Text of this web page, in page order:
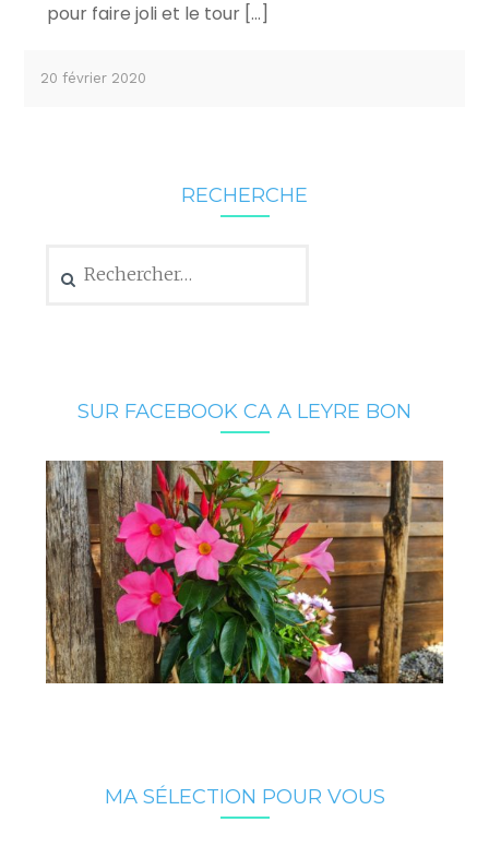
pour faire joli et le tour […]
20 février 2020
RECHERCHE
SUR FACEBOOK CA A LEYRE BON
MA SÉLECTION POUR VOUS